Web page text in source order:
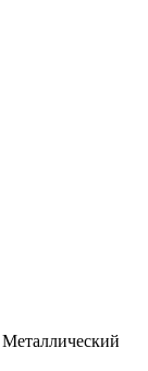
Металлический